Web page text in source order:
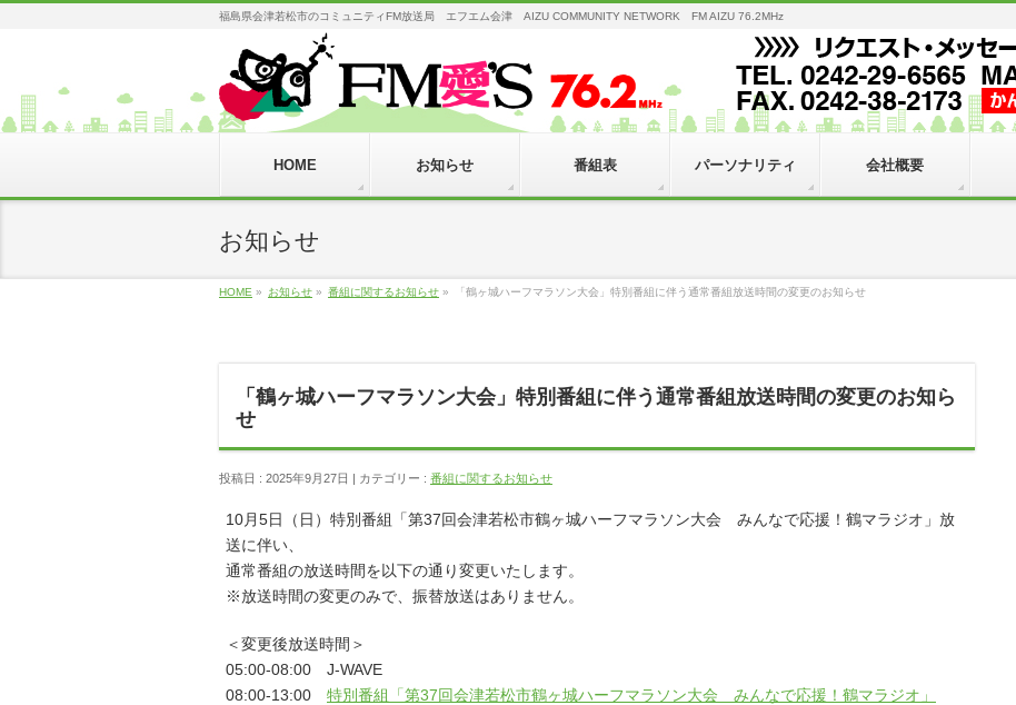
福島県会津若松市のコミュニティFM放送局 エフエム会津 AIZU COMMUNITY NETWORK FM AIZU 76.2MHz
HOME お知らせ 番組表 パーソナリティ 会社概要
お知らせ
HOME » お知らせ » 番組に関するお知らせ » 「鶴ヶ城ハーフマラソン大会」特別番組に伴う通常番組放送時間の変更のお知らせ
「鶴ヶ城ハーフマラソン大会」特別番組に伴う通常番組放送時間の変更のお知ら
せ
投稿日 : 2025年9月27日 カテゴリー : 番組に関するお知らせ
10月5日（日）特別番組「第37回会津若松市鶴ヶ城ハーフマラソン大会 みんなで応援！鶴マラジオ」放
送に伴い、
通常番組の放送時間を以下の通り変更いたします。
※放送時間の変更のみで、振替放送はありません。
＜変更後放送時間＞
05:00-08:00 J-WAVE
08:00-13:00 特別番組「第37回会津若松市鶴ヶ城ハーフマラソン大会 みんなで応援！鶴マラジオ」